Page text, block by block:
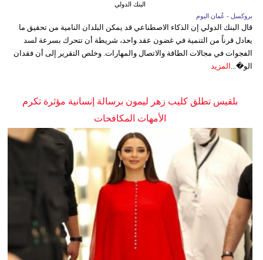
البنك الدولي
بروكسل - عُمان اليوم
قال البنك الدولي إن الذكاء الاصطناعي قد يمكن البلدان النامية من تحقيق ما
يعادل قرناً من التنمية في غضون عقد واحد، شريطة أن تتحرك بسرعة لسد
الفجوات في مجالات الطاقة والاتصال والمهارات. وخلص التقرير إلى أن فقدان
الو�... المزيد
بلقيس تطلق كليب زهر ليمون برسالة إنسانية مؤثرة تكرم
الأمهات المكافحات